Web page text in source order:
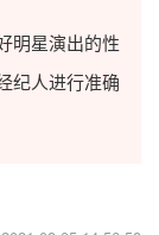
星演出的性
纪人进行准确